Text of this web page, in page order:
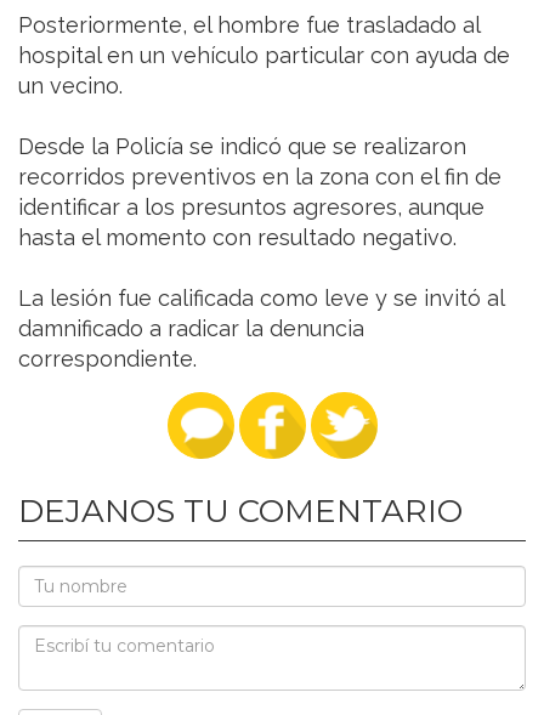
Posteriormente, el hombre fue trasladado al
hospital en un vehículo particular con ayuda de
un vecino.
Desde la Policía se indicó que se realizaron
recorridos preventivos en la zona con el fin de
identificar a los presuntos agresores, aunque
hasta el momento con resultado negativo.
La lesión fue calificada como leve y se invitó al
damnificado a radicar la denuncia
correspondiente.
DEJANOS TU COMENTARIO